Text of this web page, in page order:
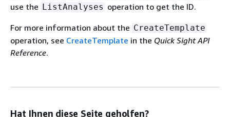
use the ListAnalyses operation to get the ID.
For more information about the CreateTemplate
operation, see CreateTemplate in the Quick Sight API
Reference.
Hat Ihnen diese Seite geholfen?